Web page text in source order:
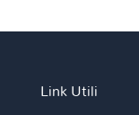
Link Utili